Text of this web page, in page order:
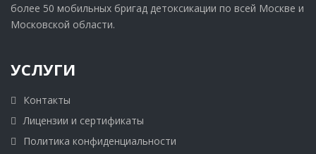
более 50 мобильных бригад детоксикации по всей Москве и
Московской области.
УСЛУГИ
Контакты
Лицензии и сертификаты
Политика конфиденциальности